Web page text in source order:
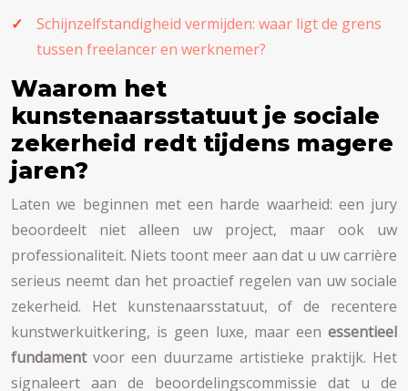
Schijnzelfstandigheid vermijden: waar ligt de grens
tussen freelancer en werknemer?
Waarom het
kunstenaarsstatuut je sociale
zekerheid redt tijdens magere
jaren?
Laten we beginnen met een harde waarheid: een jury
beoordeelt niet alleen uw project, maar ook uw
professionaliteit. Niets toont meer aan dat u uw carrière
serieus neemt dan het proactief regelen van uw sociale
zekerheid. Het kunstenaarsstatuut, of de recentere
kunstwerkuitkering, is geen luxe, maar een essentieel
fundamentvoor een duurzame artistieke praktijk. Het
signaleert aan de beoordelingscommissie dat u de